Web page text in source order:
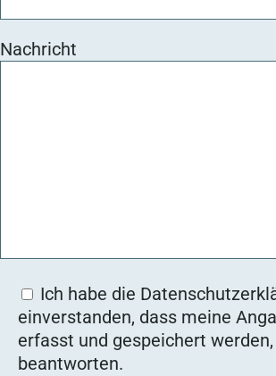
Nachricht
Ich habe die
einverstanden, dass meine
erfasst und gespeichert
beantworten.